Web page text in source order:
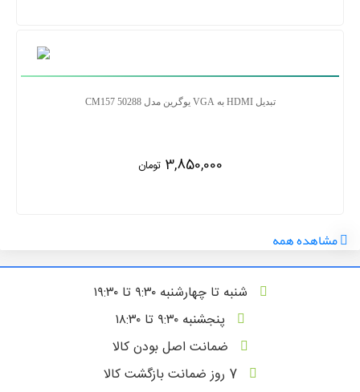
تبدیل HDMI به VGA یوگرین مدل CM157 50288
3,850,000 تومان
مشاهده همه
شنبه تا چهارشنبه ۹:۳۰ تا ۱۹:۳۰
پنجشنبه ۹:۳۰ تا ۱۸:۳۰
ضمانت اصل بودن کالا
7 روز ضمانت بازگشت کالا